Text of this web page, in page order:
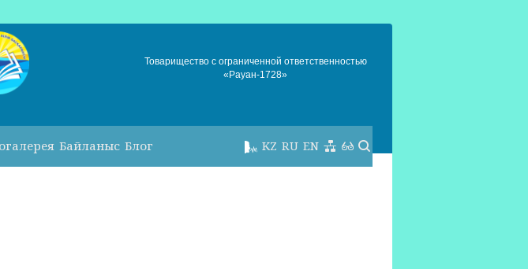
Товарищество с ограниченной ответственностью
«Рауан-1728»
Байланыс Блог EN
RU
KZ